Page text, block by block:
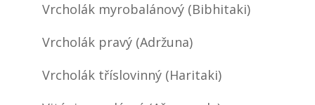
Vrcholák myrobalánový (Bibhitaki)
Vrcholák pravý (Adržuna)
Vrcholák tříslovinný (Haritaki)